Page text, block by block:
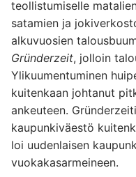
teollistumiselle
satamien ja
alkuvuosien
Gründerzeit, jolloin
Ylikuumentuminen
kuitenkaan johtanut
ankeuteen.
kaupunkiväestö
loi uudenlaisen
vuokakasarmeineen.